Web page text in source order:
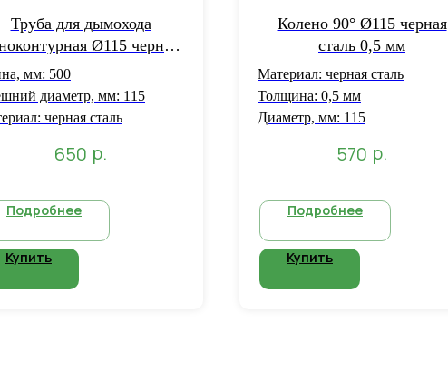
Труба для дымохода
Ø115 черная
толщиной 1 мм L=0,5
мм: 500
диаметр, мм: 115
черная сталь
650 р.
Подробнее
Купить
Колено 90° Ø115 черная
сталь 0,5 мм
Материал: черная сталь
Толщина: 0,5 мм
Диаметр, мм: 115
570 р.
Подробнее
Купить